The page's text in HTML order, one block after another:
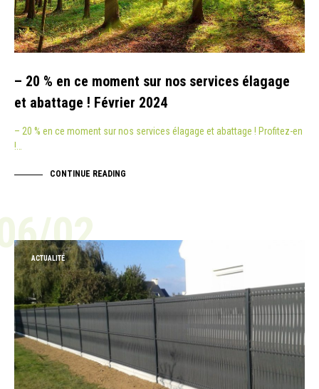
– 20 % en ce moment sur nos services élagage
et abattage ! Février 2024
– 20 % en ce moment sur nos services élagage et abattage ! Profitez-en
!…
CONTINUE READING
02
ACTUALITÉ